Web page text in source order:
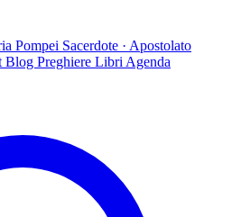
Pompei Sacerdote · Apostolato
Blog Preghiere Libri Agenda